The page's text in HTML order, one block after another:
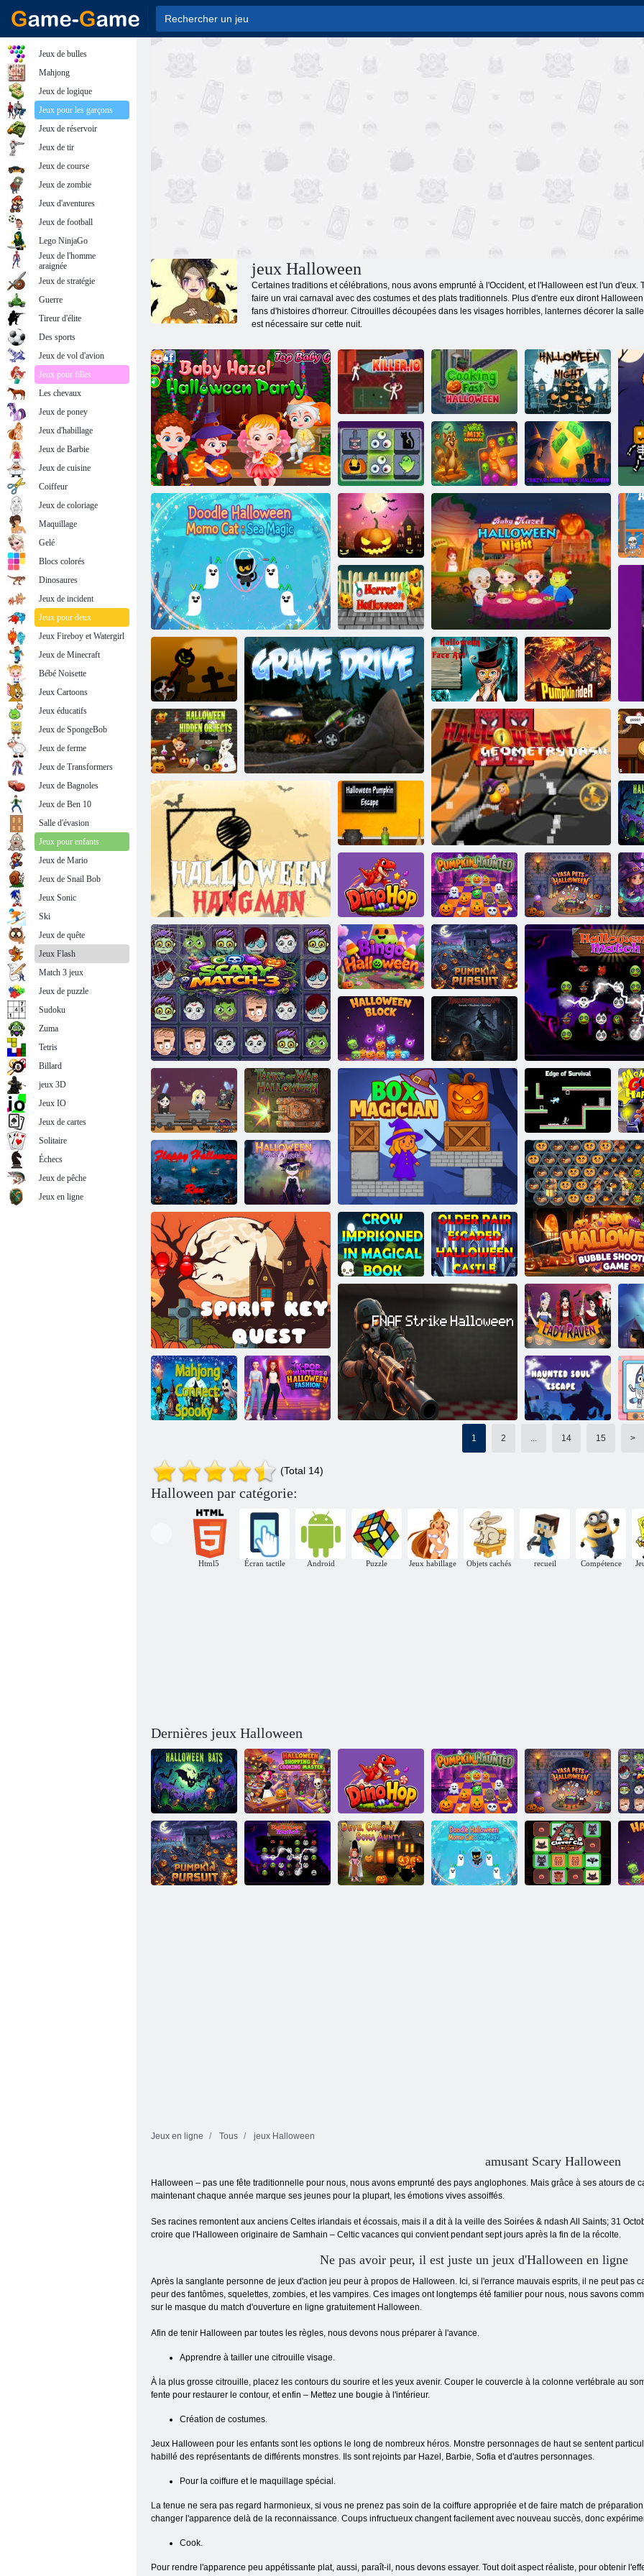
jeux Halloween
Certaines traditions et célébrations, nous avons emprunté à l'Occident, et l'Halloween est l'un
faire un vrai carnaval avec des costumes et des plats traditionnels. Plus d'entre eux diront
fans d'histoires d'horreur. Citrouilles découpées dans les visages horribles, lanternes décorer la
est nécessaire sur cette nuit.
Bébé Hazel Halloween Party
Tueur. Io
Cuisiner
Halloween
rapide
Puzzle de nuit
d'halloween
Halloween
Mahjong
Connect
Vega Mix 2
Aventure
Doodle Halloween Momo Cat : Magie de la
Mer
Sorcière folle de
coureur
Halloween
Fête d'halloween
effrayant
Bébé noisette nuit d'halloween
Horor
Halloween
Roue
d'Halloween
Drive
Cold Heart:
chiffres
concernant le
visage d'Anna
pour Halloween
Coureur de
citrouille
Tiret géométrique d'Halloween
Objets cachés
d'Halloween
Pendu d'Halloween
Évasion de
citrouille
d'Halloween
DinoHop Citrouille hantée
Yasa Animaux
Halloween
Match-3 effrayant
Bingo
Halloween
Poursuite de
citrouille
Match
Bloc
d'Halloween
L'Halloween
Grotte
d'Halloween du
mercredi
Chars de guerre
Halloween
Magicien de boîte
Bord de survie
Course
d'Halloween
Flappy
Jeu de tir à bulles
Halloween avec
Angela
Quête de clé spirituelle
Corbeau
emprisonné dans
un livre magique
Une paire plus
château
d'Halloween
Grève FNAF Halloween
Dame Corbeau
Connect
Effrayant
d'Halloween K
Pop Hunter
1 2 ... 14 15 >
(Total 14)
Halloween par catégorie:
Html5 Écran tactile Android Puzzle Jeux habillage Objets cachés recueil Compétence
Dernières jeux Halloween
Chauves-souris
d'Halloween
Maître du
shopping et de la
cuisine
d'Halloween
DinoHop Citrouille hantée
Yasa Animaux
Halloween
Jeux en ligne Tous jeux Halloween
amusant Scary Halloween
Halloween – pas une fête traditionnelle pour nous, nous avons emprunté des pays anglophones. Mais grâce à ses atours de
maintenant chaque année marque ses jeunes pour la plupart, les émotions vives assoiffés.
Ses racines remontent aux anciens Celtes irlandais et écossais, mais il a dit à la veille des Soirées & ndash All Saints; 31
croire que l'Halloween originaire de Samhain – Celtic vacances qui convient pendant sept jours après la fin de la récolte.
Ne pas avoir peur, il est juste un jeux d'Halloween en ligne
Après la sanglante personne de jeux d'action jeu peur à propos de Halloween. Ici, si l'errance mauvais esprits, il ne peut pas
peur des fantômes, squelettes, zombies, et les vampires. Ces images ont longtemps été familier pour nous, nous savons
sur le masque du match d'ouverture en ligne gratuitement Halloween.
Afin de tenir Halloween par toutes les règles, nous devons nous préparer à l'avance.
Apprendre à tailler une citrouille visage.
À la plus grosse citrouille, placez les contours du sourire et les yeux avenir. Couper le couvercle à la colonne vertébrale au
fente pour restaurer le contour, et enfin – Mettez une bougie à l'intérieur.
Création de costumes.
Jeux Halloween pour les enfants sont les options le long de nombreux héros. Monstre personnages de haut se sentent
habillé des représentants de différents monstres. Ils sont rejoints par Hazel, Barbie, Sofia et d'autres personnages.
Pour la coiffure et le maquillage spécial.
La tenue ne sera pas regard harmonieux, si vous ne prenez pas soin de la coiffure appropriée et de faire match de
changer l'apparence delà de la reconnaissance. Coups infructueux changent facilement avec nouveau succès, donc
Cook.
Pour rendre l'apparence peu appétissante plat, aussi, paraît-il, nous devons essayer. Tout doit aspect réaliste, pour obtenir
Jeux de bulles
Mahjong
Jeux de logique
Jeux pour les garçons
Jeux de réservoir
Jeux de tir
Jeux de course
Jeux de zombie
Jeux d'aventures
Jeux de football
Lego NinjaGo
Jeux de l'homme
araignée
Jeux de stratégie
Guerre
Tireur d'élite
Des sports
Jeux de vol d'avion
Jeux pour filles
Les chevaux
Jeux de poney
Jeux d'habillage
Jeux de Barbie
Jeux de cuisine
Coiffeur
Jeux de coloriage
Maquillage
Gelé
Blocs colorés
Dinosaures
Jeux de incident
Jeux pour deux
Jeux Fireboy et Watergirl
Jeux de Minecraft
Bébé Noisette
Jeux Cartoons
Jeux éducatifs
Jeux de SpongeBob
Jeux de ferme
Jeux de Transformers
Jeux de Bagnoles
Jeux de Ben 10
Salle d'évasion
Jeux pour enfants
Jeux de Mario
Jeux de Snail Bob
Jeux Sonic
Ski
Jeux de quête
Jeux Flash
Match 3 jeux
Jeux de puzzle
Sudoku
Zuma
Tetris
Billard
jeux 3D
Jeux IO
Jeux de cartes
Solitaire
Échecs
Jeux de pêche
Jeux en ligne